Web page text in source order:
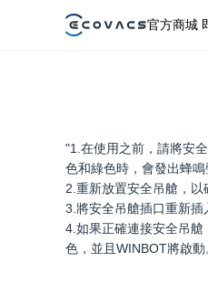
官方商城
"1.在使用之前，請將安
色和綠色時，會發出蜂鳴
2.重新放置安全吊艙，
3.將安全吊艙插口重新插
4.如果正確連接安全吊
色，並且WINBOT將啟動